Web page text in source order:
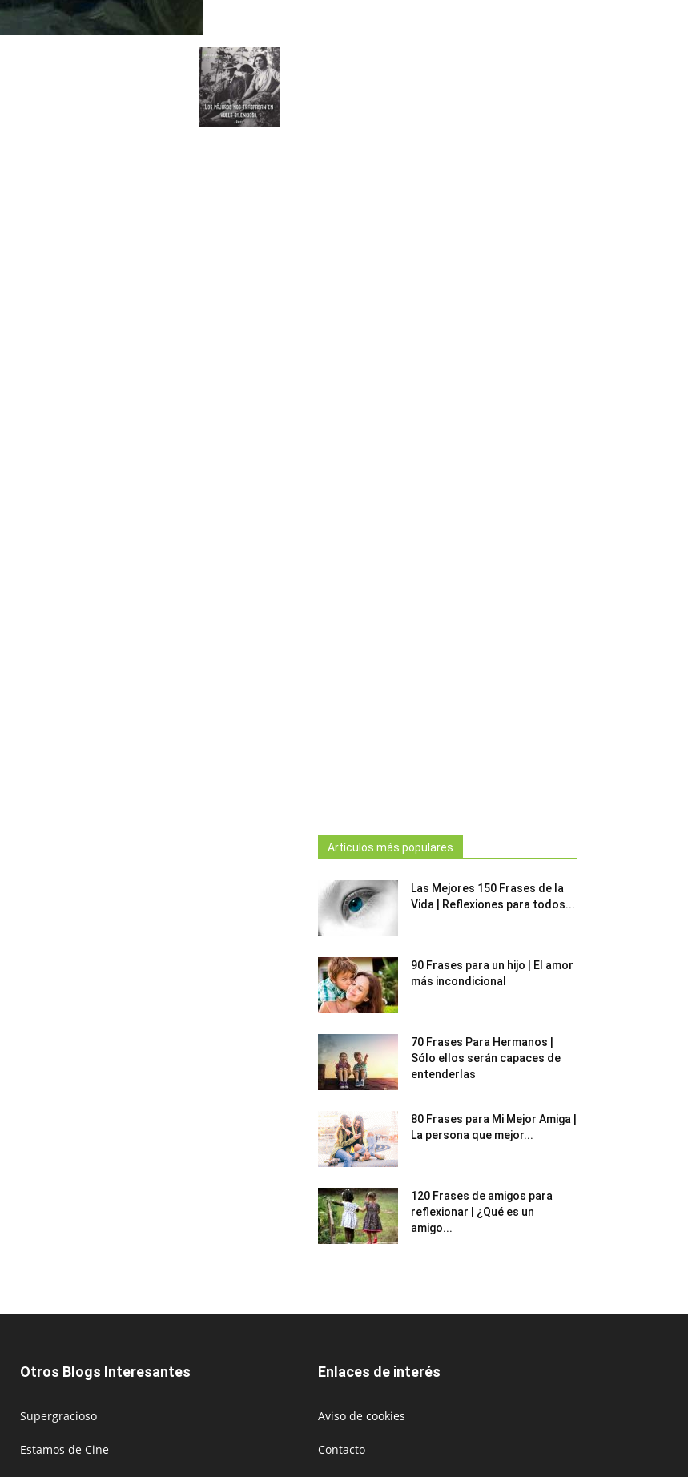
Artículos más populares
Las Mejores 150 Frases de la
Vida | Reflexiones para todos...
90 Frases para un hijo | El amor
más incondicional
70 Frases Para Hermanos |
Sólo ellos serán capaces de
entenderlas
80 Frases para Mi Mejor Amiga |
La persona que mejor...
120 Frases de amigos para
reflexionar | ¿Qué es un
amigo...
Otros Blogs Interesantes
Supergracioso
Estamos de Cine
Enlaces de interés
Aviso de cookies
Contacto